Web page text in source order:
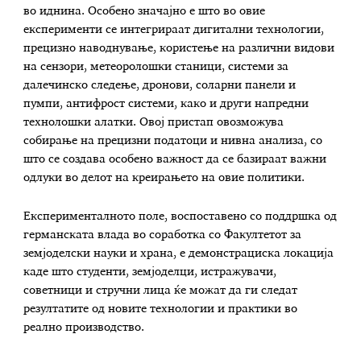
во иднина. Особено значајно е што во овие
експерименти се интегрираат дигитални технологии,
прецизно наводнување, користење на различни видови
на сензори, метеоролошки станици, системи за
далечинско следење, дронови, соларни панели и
пумпи, антифрост системи, како и други напредни
технолошки алатки. Овој пристап овозможува
собирање на прецизни податоци и нивна анализа, со
што се создава особено важност да се базираат важни
одлуки во делот на креирањето на овие политики.
Експерименталното поле, воспоставено со поддршка од
германската влада во соработка со Факултетот за
земјоделски науки и храна, е демонстрациска локација
каде што студенти, земјоделци, истражувачи,
советници и стручни лица ќе можат да ги следат
резултатите од новите технологии и практики во
реално производство.